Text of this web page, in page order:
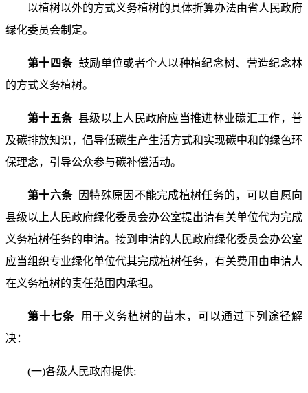
以植树以外的方式义务植树的具体折算办法由省人民政府
绿化委员会制定。
第十四条 鼓励单位或者个人以种植纪念树、营造纪念林
的方式义务植树。
第十五条 县级以上人民政府应当推进林业碳汇工作，普
及碳排放知识，倡导低碳生产生活方式和实现碳中和的绿色环
保理念，引导公众参与碳补偿活动。
第十六条
因特殊原因不能完成植树任务的，可以自愿向
县级以上人民政府绿化委员会办公室提出请有关单位代为完成
义务植树任务的申请。接到申请的人民政府绿化委员会办公室
应当组织专业绿化单位代其完成植树任务，有关费用由申请人
在义务植树的责任范围内承担。
第十七条 用于义务植树的苗木，可以通过下列途径解
决：
(一)各级人民政府提供;